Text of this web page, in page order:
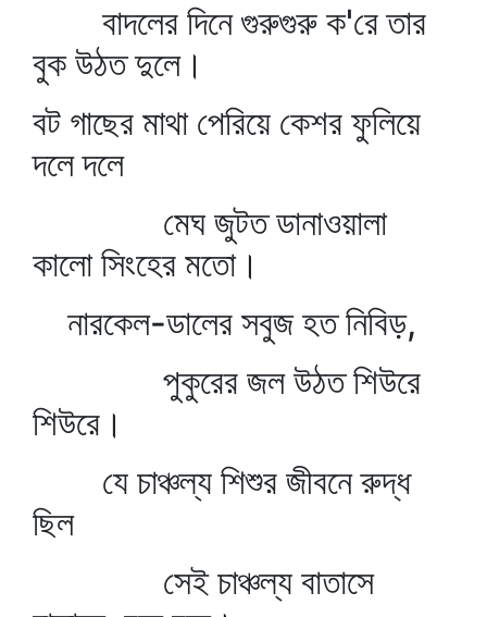
বাদলের দিনে গুরুগুরু ক'রে তার
বুক উঠত দুলে।
বট গাছের মাথা পেরিয়ে কেশর ফুলিয়ে
দলে দলে
মেঘ জুটত ডানাওয়ালা
কালো সিংহের মতো।
নারকেল-ডালের সবুজ হত নিবিড়,
পুকুরের জল উঠত শিউরে
শিউরে।
যে চাঞ্চল্য শিশুর জীবনে রুদ্ধ
ছিল
সেই চাঞ্চল্য বাতাসে